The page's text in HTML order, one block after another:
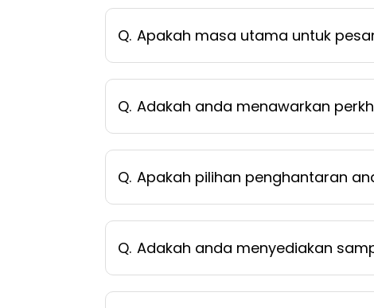
Q. Apakah masa utama untuk
Q. Adakah anda menawarkan
Q. Apakah pilihan penghantaran
Q. Adakah anda menyediakan